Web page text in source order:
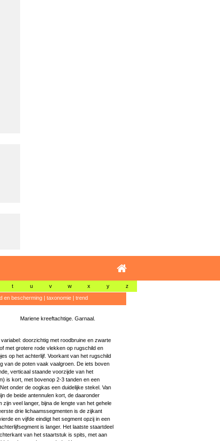
t u v w x y z
en bescherming| taxonomie| trend
Mariene kreeftachtige. Garnaal.
doorzichtig met roodbruine en zwarte
met grotere rode vlekken op rugschild en
op het achterlijf. Voorkant van het rugschild
van de poten vaak vaalgroen. De iets boven
verticaal staande voorzijde van het
is kort, met bovenop 2-3 tanden en een
onder de oogkas een duidelijke stekel. Van
de beide antennulen kort, de daaronder
zijn veel langer, bijna de lengte van het gehele
drie lichaamssegmenten is de zijkant
en vijfde eindigt het segment opzij in een
is langer. Het laatste staartdeel
van het staartstuk is spits, met aan